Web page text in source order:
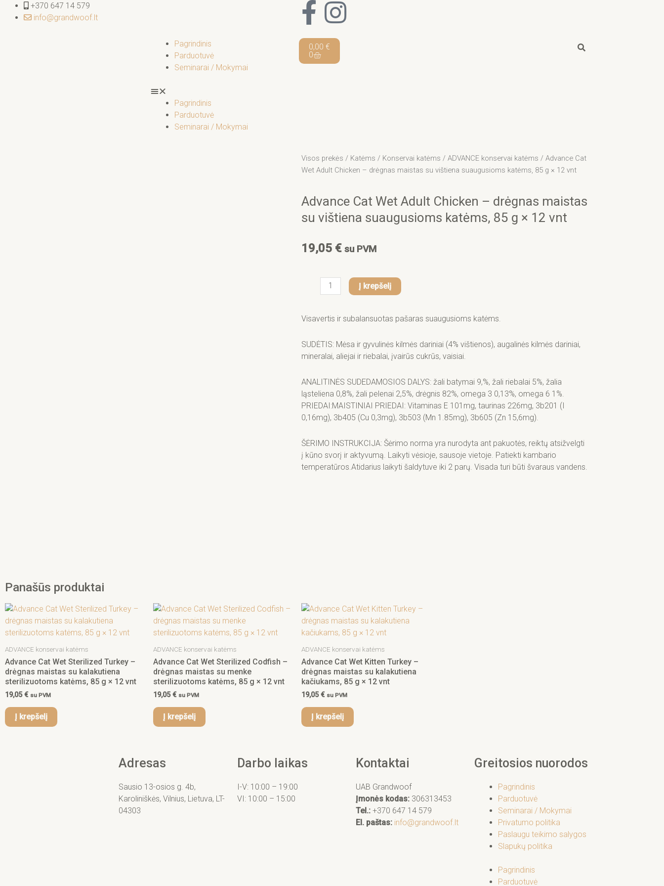
Pereiti
+370 647 14 579
info@grandwoof.lt
F
a
c
o
-
I
n
s
r
m
Pagrindinis
Parduotuvė
Seminarai / Mokymai
Pagrindinis
Parduotuvė
Seminarai / Mokymai
0,00 €
0
Cart
Visos prekės / Katėms / Konservai katėms / ADVANCE konservai katėms / Advance Cat
Wet Adult Chicken – drėgnas maistas su vištiena suaugusioms katėms, 85 g × 12 vnt
Advance Cat Wet Adult Chicken – drėgnas maistas
su vištiena suaugusioms katėms, 85 g × 12 vnt
19,05 € su PVM
produkto
kiekis:
Cat
Adult
Chicken
drėgnas
maistas
su
vištiena
suaugusioms
katėms,
85
g
×
Į krepšelį
Visavertis ir subalansuotas pašaras suaugusioms katėms.
SUDĖTIS: Mėsa ir gyvulinės kilmės dariniai (4% vištienos), augalinės kilmės dariniai,
mineralai, aliejai ir riebalai, įvairūs cukrūs, vaisiai.
ANALITINĖS SUDEDAMOSIOS DALYS: žali batymai 9,%, žali riebalai 5%, žalia
ląsteliena 0,8%, žali pelenai 2,5%, drėgnis 82%, omega 3 0,13%, omega 6 1%.
PRIEDAI:MAISTINIAI PRIEDAI: Vitaminas E 101mg, taurinas 226mg, 3b201 (I
0,16mg), 3b405 (Cu 0,3mg), 3b503 (Mn 1.85mg), 3b605 (Zn 15,6mg).
ŠĖRIMO INSTRUKCIJA: Šėrimo norma yra nurodyta ant pakuotės, reiktų atsižvelgti
į kūno svorį ir aktyvumą. Laikyti vėsioje, sausoje vietoje. Patiekti kambario
temperatūros.Atidarius laikyti šaldytuve iki 2 parų. Visada turi būti švaraus vandens.
Panašūs produktai
ADVANCE konservai katėms
Advance Cat Wet Sterilized Turkey –
drėgnas maistas su kalakutiena
sterilizuotoms katėms, 85 g × 12 vnt
19,05€ su PVM
Į krepšelį
ADVANCE konservai katėms
Advance Cat Wet Sterilized Codfish –
drėgnas maistas su menke
sterilizuotoms katėms, 85 g × 12 vnt
19,05€ su PVM
Į krepšelį
ADVANCE konservai katėms
Advance Cat Wet Kitten Turkey –
drėgnas maistas su kalakutiena
kačiukams, 85 g × 12 vnt
19,05€ su PVM
Į krepšelį
Adresas
Sausio 13-osios g. 4b,
Karoliniškės, Vilnius, Lietuva, LT-
04303
Darbo laikas
I-V: 10:00 – 19:00
VI: 10:00 – 15:00
Kontaktai
UAB Grandwoof
Įmonės kodas: 306313453
Tel.: +370 647 14 579
El. paštas: info@grandwoof.lt
Greitosios nuorodos
Pagrindinis
Parduotuvė
Seminarai / Mokymai
Privatumo politika
Paslaugu teikimo salygos
Slapukų politika
Pagrindinis
Parduotuvė